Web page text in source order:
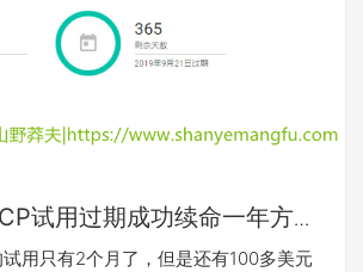
以看我的以前文章 这篇文章介…
试用过期成功续命一年方法
）
用只有2个月了，但是还有100多美元